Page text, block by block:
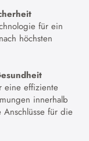
für ein
höchsten
eine effiziente
innerhalb
Anschlüsse für die